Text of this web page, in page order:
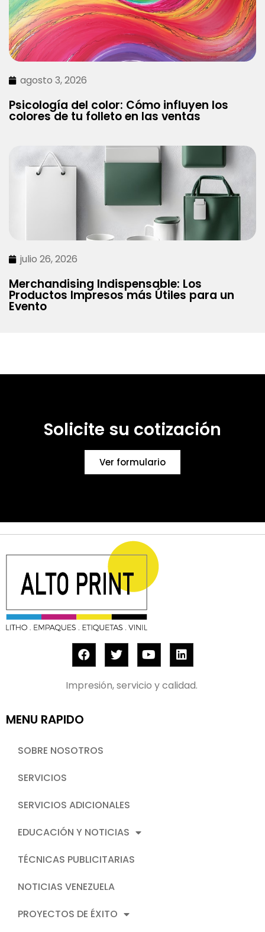
agosto 3, 2026
Psicología del color: Cómo influyen los
colores de tu folleto en las ventas
julio 26, 2026
Merchandising Indispensable: Los
Productos Impresos más Útiles para un
Evento
Solicite su cotización
Ver formulario
Impresión, servicio y calidad.
MENU RAPIDO
SOBRE NOSOTROS
SERVICIOS
SERVICIOS ADICIONALES
EDUCACIÓN Y NOTICIAS
TÉCNICAS PUBLICITARIAS
NOTICIAS VENEZUELA
PROYECTOS DE ÉXITO